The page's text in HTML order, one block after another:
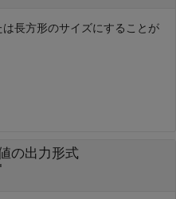
は長方形のサイズにすることが
の出力形式